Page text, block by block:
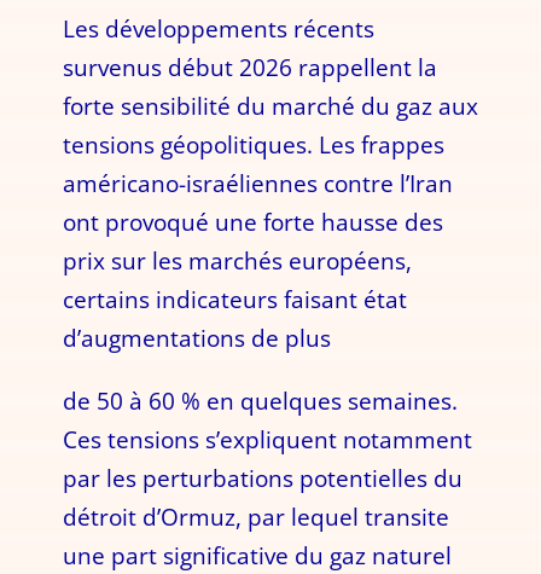
Les développements récents
survenus début 2026 rappellent la
forte sensibilité du marché du gaz aux
tensions géopolitiques. Les frappes
américano-israéliennes contre l’Iran
ont provoqué une forte hausse des
prix sur les marchés européens,
certains indicateurs faisant état
d’augmentations de plus
de 50 à 60 % en quelques semaines.
Ces tensions s’expliquent notamment
par les perturbations potentielles du
détroit d’Ormuz, par lequel transite
une part significative du gaz naturel